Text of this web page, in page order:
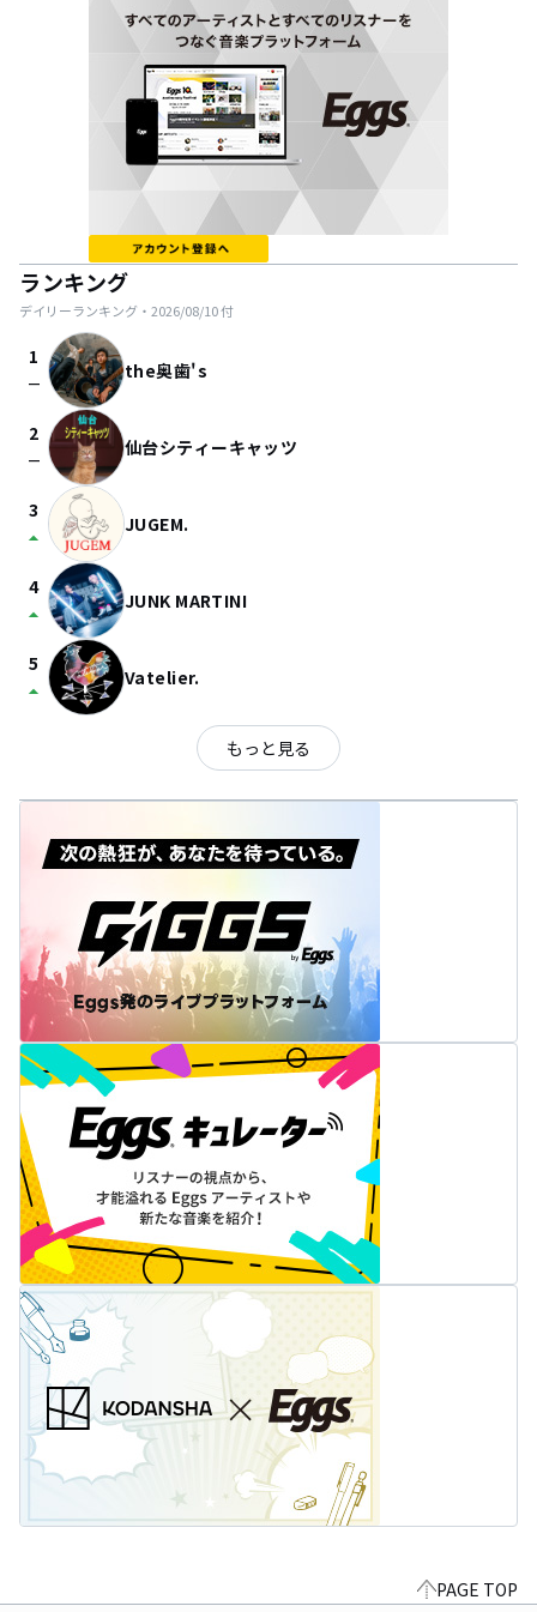
ランキング
デイリーランキング・ 2026/08/10付
1
check_indeterminate_small the奥歯's
2
check_indeterminate_small 仙台シティーキャッツ
3
arrow_drop_up JUGEM.
4
arrow_drop_up JUNK MARTINI
5
arrow_drop_up Vatelier.
もっと見る
PAGE TOP